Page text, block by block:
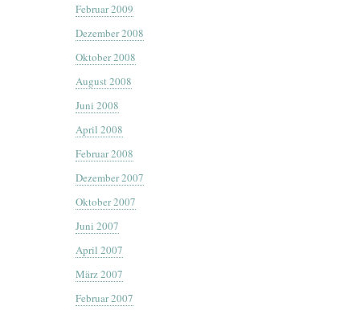
Februar 2009
Dezember 2008
Oktober 2008
August 2008
Juni 2008
April 2008
Februar 2008
Dezember 2007
Oktober 2007
Juni 2007
April 2007
März 2007
Februar 2007